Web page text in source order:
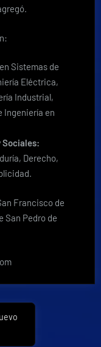
Sistemas de
Eléctrica,
Industrial,
Ingeniería en
Sociales:
Derecho,
Francisco de
San Pedro de